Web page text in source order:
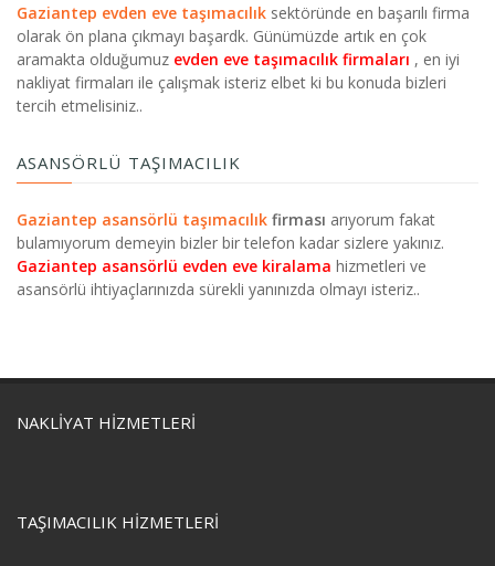
Gaziantep evden eve taşımacılık sektöründe en başarılı firma
olarak ön plana çıkmayı başardk. Günümüzde artık en çok
aramakta olduğumuz evden eve taşımacılık firmaları , en iyi
nakliyat firmaları ile çalışmak isteriz elbet ki bu konuda bizleri
tercih etmelisiniz..
ASANSÖRLÜ TAŞIMACILIK
Gaziantep asansörlü taşımacılık firması arıyorum fakat
bulamıyorum demeyin bizler bir telefon kadar sizlere yakınız.
Gaziantep asansörlü evden eve kiralama hizmetleri ve
asansörlü ihtiyaçlarınızda sürekli yanınızda olmayı isteriz..
NAKLIYAT HIZMETLERI
TAŞIMACILIK HIZMETLERI